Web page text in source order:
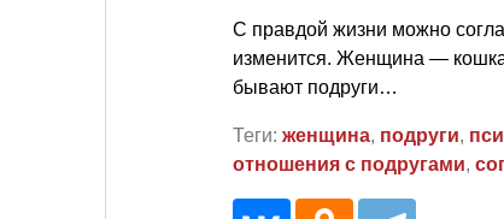
С правдой жизни можно
изменится. Женщина —
бывают подруги…
Теги: женщина, подруги,
отношения с подругами,